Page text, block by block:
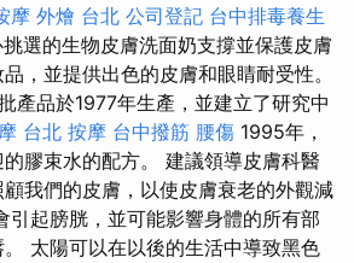
摩 外燴 台北 公司登記 台中排毒養生
選的生物皮膚洗面奶支撐並保護皮膚
，並提供出色的皮膚和眼睛耐受性。
產品於1977年生產，並建立了研究中
台北 按摩 台中撥筋 腰傷 1995年，
膠束水的配方。 建議領導皮膚科醫
我們的皮膚，以使皮膚衰老的外觀減
引起膀胱，並可能影響身體的所有部
太陽可以在以後的生活中導致黑色